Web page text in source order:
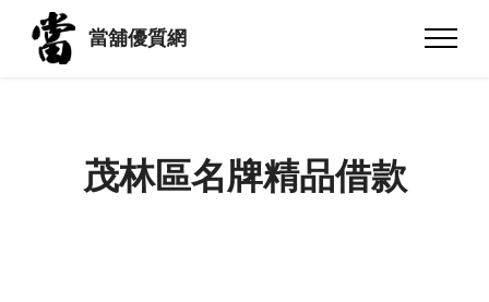
當舖優質網
茂林區名牌精品借款